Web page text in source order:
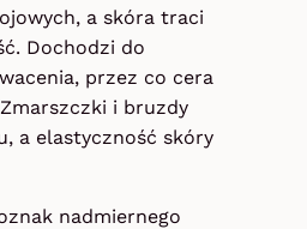
a skóra traci
Dochodzi do
przez co cera
i bruzdy
a elastyczność skóry
nadmiernego